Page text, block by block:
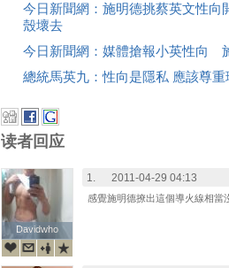
今日新聞網：施明德挑蔡英文性
殼壞去
今日新聞網：媒體搶報小英性向
總統馬英九：性向是隱私 應該尊重
读者回应
Davidwho
Davidwho
1. 2011-04-29 04:13
感覺施明德撩出這個導火線相當